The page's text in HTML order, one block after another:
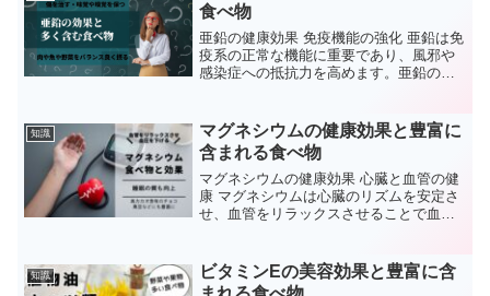
食べ物
亜鉛の健康効果 免疫機能の強化 亜鉛は免
疫系の正常な機能に重要であり、風邪や
感染症への抵抗力を高めます。亜鉛の不
胞の成長と修復 亜鉛は細胞成長と分裂に
関与し、皮膚の修...
知識
マグネシウムの健康効果と豊富に
含まれる食べ物
マグネシウムの健康効果 心臓と血管の健
康 マグネシウムは心臓のリズムを安定さ
せ、血管をリラックスさせることで血圧
骨の健康 マグネシウムはカルシウムと共
に骨組織の形成に...
知識
ビタミンEの美容効果と豊富に含